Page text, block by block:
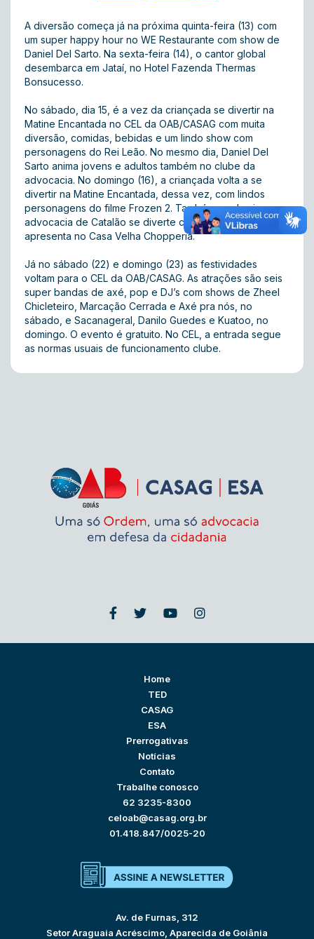
A diversão começa já na próxima quinta-feira (13) com
um super happy hour no WE Restaurante com show de
Daniel Del Sarto. Na sexta-feira (14), o cantor global
desembarca em Jataí, no Hotel Fazenda Thermas
Bonsucesso.
No sábado, dia 15, é a vez da criançada se divertir na
Matine Encantada no CEL da OAB/CASAG com muita
diversão, comidas, bebidas e um lindo show com
personagens do Rei Leão. No mesmo dia, Daniel Del
Sarto anima jovens e adultos também no clube da
advocacia. No domingo (16), a criançada volta a se
divertir na Matine Encantada, dessa vez, com lindos
personagens do filme Frozen 2. Também no domingo, a
advocacia de Catalão se diverte com Del Sarto que se
apresenta no Casa Velha Chopperia.
Já no sábado (22) e domingo (23) as festividades
voltam para o CEL da OAB/CASAG. As atrações são seis
super bandas de axé, pop e DJ’s com shows de Zheel
Chicleteiro, Marcação Cerrada e Axé pra nós, no
sábado, e Sacanageral, Danilo Guedes e Kuatoo, no
domingo. O evento é gratuito. No CEL, a entrada segue
as normas usuais de funcionamento clube.
Home
TED
CASAG
ESA
Prerrogativas
Notícias
Contato
Trabalhe conosco
62 3235-8300
celoab@casag.org.br
01.418.847/0025-20
Av. de Furnas, 312
Setor Araguaia Acréscimo, Aparecida de Goiânia